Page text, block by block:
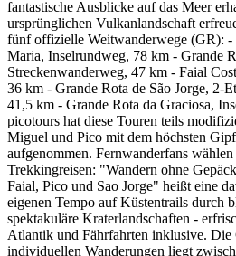
fantastische Ausblicke auf das Meer
ursprünglichen Vulkanlandschaft
fünf offizielle Weitwanderwege (GR): -
Maria, Inselrundweg, 78 km - Grande
Streckenwanderweg, 47 km - Faial
36 km - Grande Rota de São Jorge, 2-
41,5 km - Grande Rota da Graciosa,
picotours hat diese Touren teils
Miguel und Pico mit dem höchsten
aufgenommen. Fernwanderfans
Trekkingreisen: "Wandern ohne
Faial, Pico und Sao Jorge" heißt eine
eigenen Tempo auf Küstentrails durch
spektakuläre Kraterlandschaften -
Atlantik und Fährfahrten inklusive. Die
individuellen Wanderungen liegt